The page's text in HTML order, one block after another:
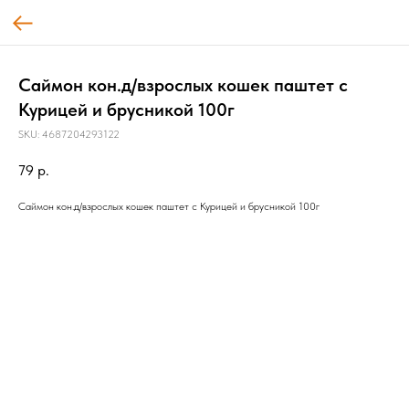
Саймон кон.д/взрослых кошек паштет с
Курицей и брусникой 100г
SKU: 4687204293122
79 р.
Саймон кон.д/взрослых кошек паштет с Курицей и брусникой 100г